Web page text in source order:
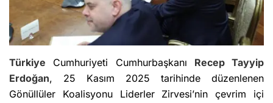
Türkiye Cumhuriyeti Cumhurbaşkanı Recep Tayyip
Erdoğan, 25 Kasım 2025 tarihinde düzenlenen
Gönüllüler Koalisyonu Liderler Zirvesi’nin çevrim içi